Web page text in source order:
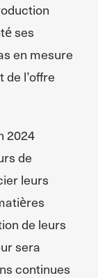
ses
en mesure
l’offre
2024
de
leurs
de leurs
sera
continues